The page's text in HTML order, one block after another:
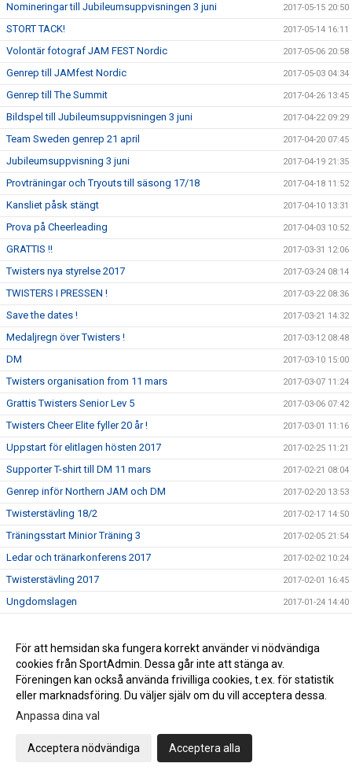
Nomineringar till Jubileumsuppvisningen 3 juni 2017-05-15 20:50
STORT TACK! 2017-05-14 16:11
Volontär fotograf JAM FEST Nordic 2017-05-06 20:58
Genrep till JAMfest Nordic 2017-05-03 04:34
Genrep till The Summit 2017-04-26 13:45
Bildspel till Jubileumsuppvisningen 3 juni 2017-04-22 09:29
Team Sweden genrep 21 april 2017-04-20 07:45
Jubileumsuppvisning 3 juni 2017-04-19 21:35
Provträningar och Tryouts till säsong 17/18 2017-04-18 11:52
Kansliet påsk stängt 2017-04-10 13:31
Prova på Cheerleading 2017-04-03 10:52
GRATTIS !! 2017-03-31 12:06
Twisters nya styrelse 2017 2017-03-24 08:14
TWISTERS I PRESSEN ! 2017-03-22 08:36
Save the dates ! 2017-03-21 14:32
Medaljregn över Twisters ! 2017-03-12 08:48
DM 2017-03-10 15:00
Twisters organisation from 11 mars 2017-03-07 11:24
Grattis Twisters Senior Lev 5 2017-03-06 07:42
Twisters Cheer Elite fyller 20 år ! 2017-03-01 11:16
Uppstart för elitlagen hösten 2017 2017-02-25 11:21
Supporter T-shirt till DM 11 mars 2017-02-21 08:04
Genrep inför Northern JAM och DM 2017-02-20 13:53
Twisterstävling 18/2 2017-02-17 14:50
Träningsstart Minior Träning 3 2017-02-05 21:54
Ledar och tränarkonferens 2017 2017-02-02 10:24
Twisterstävling 2017 2017-02-01 16:45
Ungdomslagen 2017-01-24 14:40
Nytt minior träningslag 2017-01-20 10:53
Twisters styrelse söker ny kassör 2017-01-18 11:15
ÅRSMÖTE Twisters 2017-01-18 11:11
Ledarutbildning SISU 11 februari
Träna med landslaget - nu på fredag!
Twisters Kalender 2017
För att hemsidan ska fungera korrekt använder vi nödvändiga
cookies från SportAdmin. Dessa går inte att stänga av.
Föreningen kan också använda frivilliga cookies, t.ex. för statistik
eller marknadsföring. Du väljer själv om du vill acceptera dessa.
Anpassa dina val
Acceptera nödvändiga Acceptera alla